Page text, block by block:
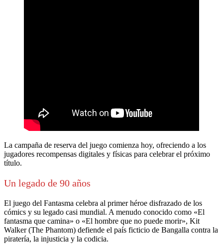
La campaña de reserva del juego comienza hoy, ofreciendo a los
jugadores recompensas digitales y físicas para celebrar el próximo
título.
Un legado de 90 años
El juego del Fantasma celebra al primer héroe disfrazado de los
cómics y su legado casi mundial. A menudo conocido como «El
fantasma que camina» o «El hombre que no puede morir», Kit
Walker (The Phantom) defiende el país ficticio de Bangalla contra la
piratería, la injusticia y la codicia.